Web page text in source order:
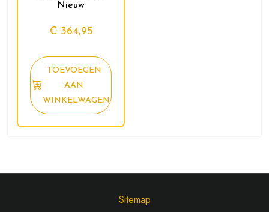
Nieuw
€ 364,95
TOEVOEGEN
AAN
WINKELWAGEN
Sitemap